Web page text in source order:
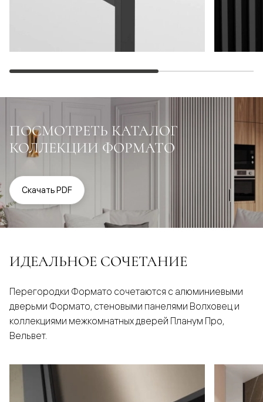
ПОСМОТРЕТЬ КАТАЛОГ
КОЛЛЕКЦИИ ФОРМАТО
Скачать PDF
ИДЕАЛЬНОЕ СОЧЕТАНИЕ
Перегородки Формато сочетаются с алюминиевыми
дверьми Формато, стеновыми панелями Волховец и
коллекциями межкомнатных дверей Планум Про,
Вельвет.